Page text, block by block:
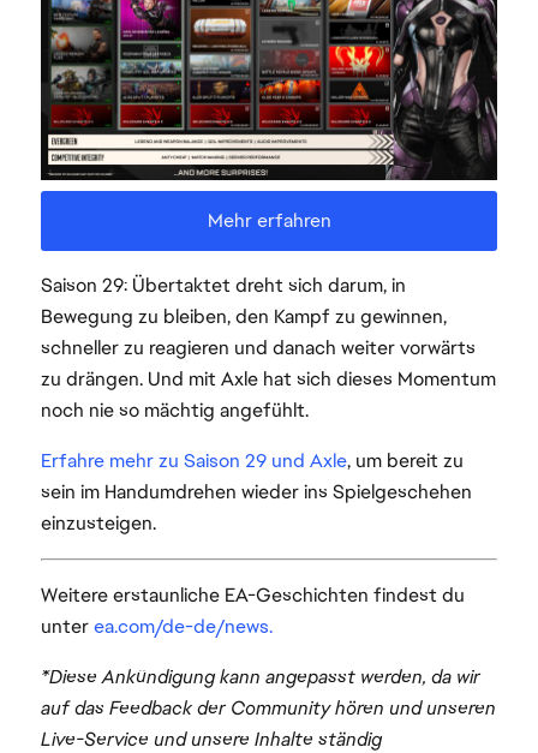
Saison 29: Übertaktet dreht sich darum, in
Bewegung zu bleiben, den Kampf zu gewinnen,
schneller zu reagieren und danach weiter vorwärts
zu drängen. Und mit Axle hat sich dieses Momentum
noch nie so mächtig angefühlt.
Erfahre mehr zu Saison 29 und Axle, um bereit zu
sein im Handumdrehen wieder ins Spielgeschehen
einzusteigen.
Weitere erstaunliche EA-Geschichten findest du
unterea.com/de-de/news.
*Diese Ankündigung kann angepasst werden, da wir
auf das Feedback der Community hören und unseren
Live-Service und unsere Inhalte ständig